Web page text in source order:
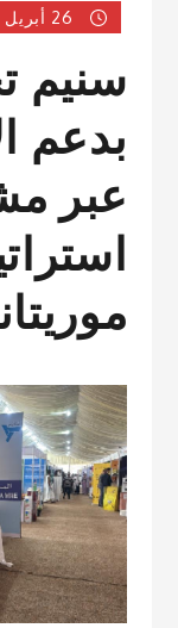
26 أبريل 2026
سنيم
بدعم
عبر